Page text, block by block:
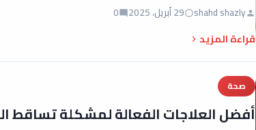
shahd shazly 29 أبريل، 2025 0
قراءة المزيد
صحة
أفضل العلاجات الفعالة لمشكلة تساقط